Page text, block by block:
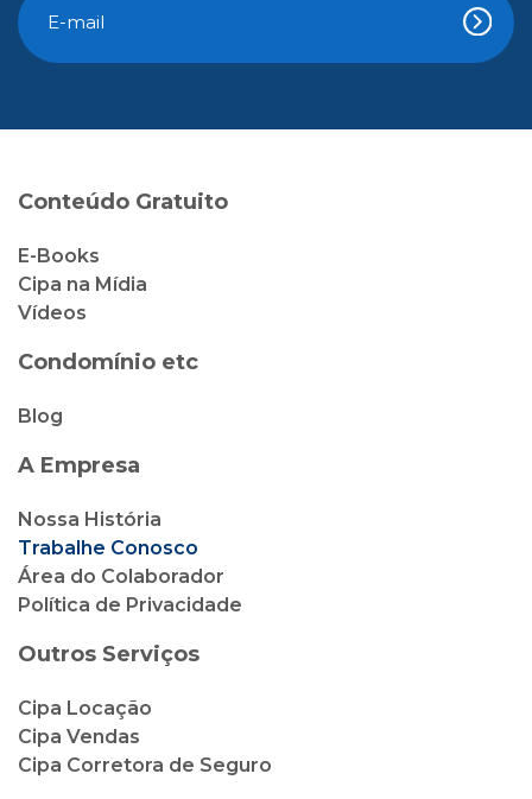
Conteúdo Gratuito
E-Books
Cipa na Mídia
Vídeos
Condomínio etc
Blog
A Empresa
Nossa História
Trabalhe Conosco
Área do Colaborador
Política de Privacidade
Outros Serviços
Cipa Locação
Cipa Vendas
Cipa Corretora de Seguro